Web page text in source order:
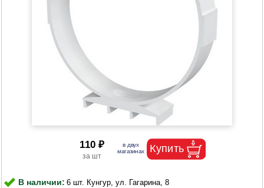
110 ₽
В наличии: 6 шт. Кунгур, ул. Гагарина, 8